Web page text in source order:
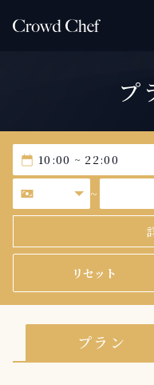
プ
calendar_today
universal_currency_alt
~
リセット
プラン